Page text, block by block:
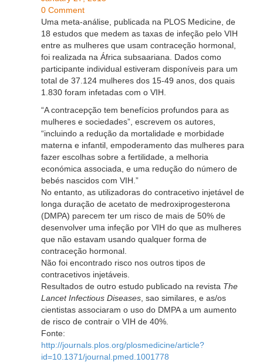
0 Comment
Uma meta-análise, publicada na PLOS Medicine, de
18 estudos que medem as taxas de infeção pelo VIH
entre as mulheres que usam contraceção hormonal,
foi realizada na África subsaariana. Dados como
participante individual estiveram disponíveis para um
total de 37.124 mulheres dos 15-49 anos, dos quais
1.830 foram infetadas com o VIH.
“A contracepção tem benefícios profundos para as
mulheres e sociedades”, escrevem os autores,
“incluindo a redução da mortalidade e morbidade
materna e infantil, empoderamento das mulheres para
fazer escolhas sobre a fertilidade, a melhoria
económica associada, e uma redução do número de
bebés nascidos com VIH.”
No entanto, as utilizadoras do contracetivo injetável de
longa duração de acetato de medroxiprogesterona
(DMPA) parecem ter um risco de mais de 50% de
desenvolver uma infeção por VIH do que as mulheres
que não estavam usando qualquer forma de
contraceção hormonal.
Não foi encontrado risco nos outros tipos de
contracetivos injetáveis.
Resultados de outro estudo publicado na revista The
Lancet Infectious Diseases , sao similares, e as/os
cientistas associaram o uso do DMPA a um aumento
de risco de contrair o VIH de 40%.
Fonte:
http://journals.plos.org/plosmedicine/article?
id=10.1371/journal.pmed.1001778